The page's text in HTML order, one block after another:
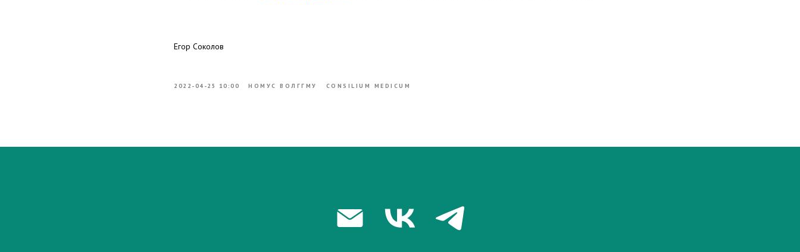
Егор Соколов
2022-04-25 10:00 НОМУС ВОЛГГМУ CONSILIUM MEDICUM